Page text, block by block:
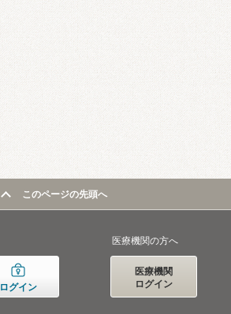
このページの先頭へ
ログイン
医療機関の方へ
医療機関
ログイン